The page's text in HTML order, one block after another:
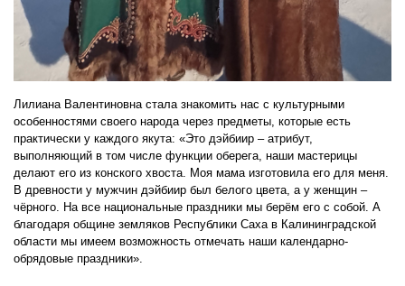
Лилиана Валентиновна стала знакомить нас с культурными
особенностями своего народа через предметы, которые есть
практически у каждого якута: «Это дэйбиир – атрибут,
выполняющий в том числе функции оберега, наши мастерицы
делают его из конского хвоста. Моя мама изготовила его для меня.
В древности у мужчин дэйбиир был белого цвета, а у женщин –
чёрного. На все национальные праздники мы берём его с собой. А
благодаря общине земляков Республики Саха в Калининградской
области мы имеем возможность отмечать наши календарно-
обрядовые праздники».